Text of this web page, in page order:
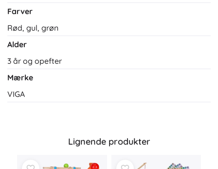
Farver
Rød, gul, grøn
Alder
3 år og opefter
Mærke
VIGA
Lignende produkter